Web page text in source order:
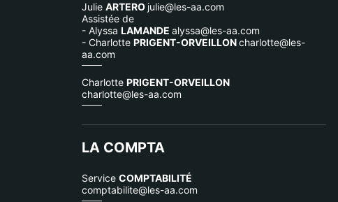
Julie ARTERO julie@les-aa.com
Assistée de
- Alyssa LAMANDE alyssa@les-aa.com
- Charlotte PRIGENT-ORVEILLONcharlotte@les-
aa.com
Charlotte PRIGENT-ORVEILLON
charlotte@les-aa.com
LA COMPTA
Service COMPTABILITÉ
comptabilite@les-aa.com